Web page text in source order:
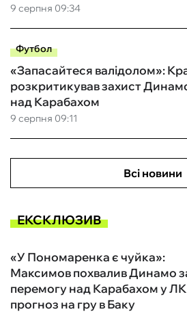
9 серпня 09:34
Футбол
9 серпня 09:11
«Запасайтеся валідолом»:
розкритикував захист
над Карабахом
Всі новини
ЕКСКЛЮЗИВ
«У Пономаренка є чуйка»:
Максимов похвалив Динамо
перемогу над Карабахом у ЛК
прогноз на гру в Баку